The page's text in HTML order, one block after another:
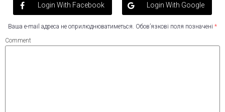
Login With Facebook Login With Google
Ваша e-mail адреса не оприлюднюватиметься. Обов’язкові поля позначені *
Comment